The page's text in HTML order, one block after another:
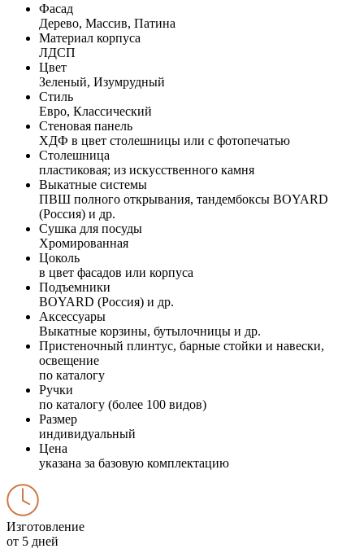
Фасад
Дерево, Массив, Патина
Материал корпуса
ЛДСП
Цвет
Зеленый, Изумрудный
Стиль
Евро, Классический
Стеновая панель
ХДФ в цвет столешницы или с фотопечатью
Столешница
пластиковая; из искусственного камня
Выкатные системы
ПВШ полного открывания, тандембоксы BOYARD
(Россия) и др.
Сушка для посуды
Хромированная
Цоколь
в цвет фасадов или корпуса
Подъемники
BOYARD (Россия) и др.
Аксессуары
Выкатные корзины, бутылочницы и др.
Пристеночный плинтус, барные стойки и навески,
освещение
по каталогу
Ручки
по каталогу (более 100 видов)
Размер
индивидуальный
Цена
указана за базовую комплектацию
Изготовление
от 5 дней